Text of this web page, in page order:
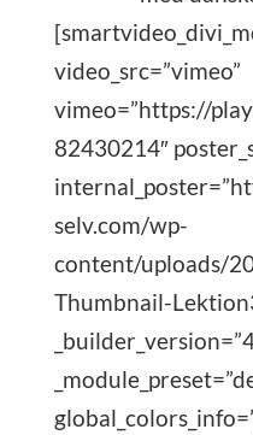
video_src=”vimeo”
vimeo=”https://
82430214″
selv.com/wp-
content/uploads/
Thumbnail-